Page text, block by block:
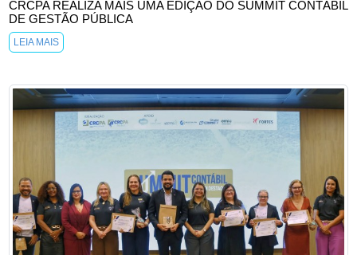
CRCPA REALIZA MAIS UMA EDIÇÃO DO SUMMIT CONTÁBIL
DE GESTÃO PÚBLICA
LEIA MAIS